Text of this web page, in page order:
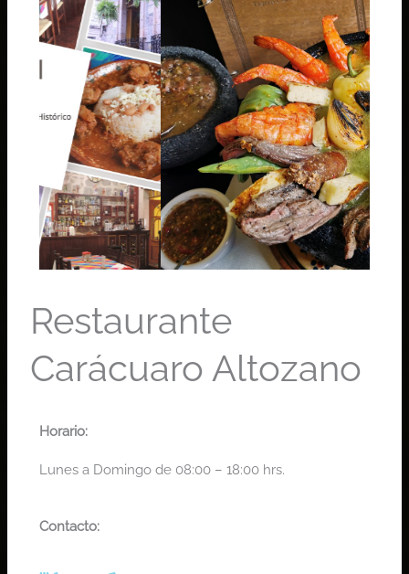
Restaurante
Carácuaro Altozano
Horario:
Lunes a Domingo de 08:00 – 18:00 hrs.
Contacto: